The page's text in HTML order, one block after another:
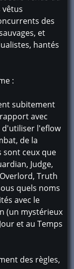
vêtus
des
et
hantés
:
subitement
avec
d'utiliser l'eflow
de la
sont ceux que
Judge,
Truth
quels noms
avec le
(un mystérieux
et au Temps
des règles,